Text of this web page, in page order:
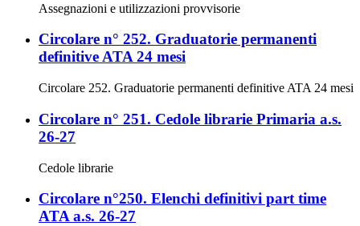
Assegnazioni e utilizzazioni provvisorie
Circolare n° 252. Graduatorie permanenti
definitive ATA 24 mesi
Circolare 252. Graduatorie permanenti definitive ATA 24 mesi
Circolare n° 251. Cedole librarie Primaria a.s.
26-27
Cedole librarie
Circolare n°250. Elenchi definitivi part time
ATA a.s. 26-27